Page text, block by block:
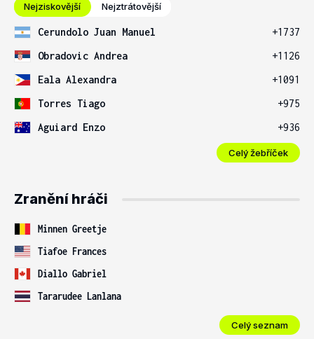
Nejziskovější Nejztrátovější
Cerundolo Juan Manuel
+1737
Obradovic Andrea
+1126
Eala Alexandra
+1091
Torres Tiago
+975
Aguiard Enzo
+936
Celý žebříček
Zranění hráči
Minnen Greetje
Tiafoe Frances
Diallo Gabriel
Tararudee Lanlana
Celý seznam